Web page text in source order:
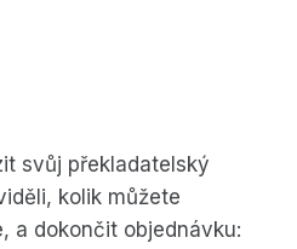
svůj překladatelský
kolik můžete
a dokončit objednávku: